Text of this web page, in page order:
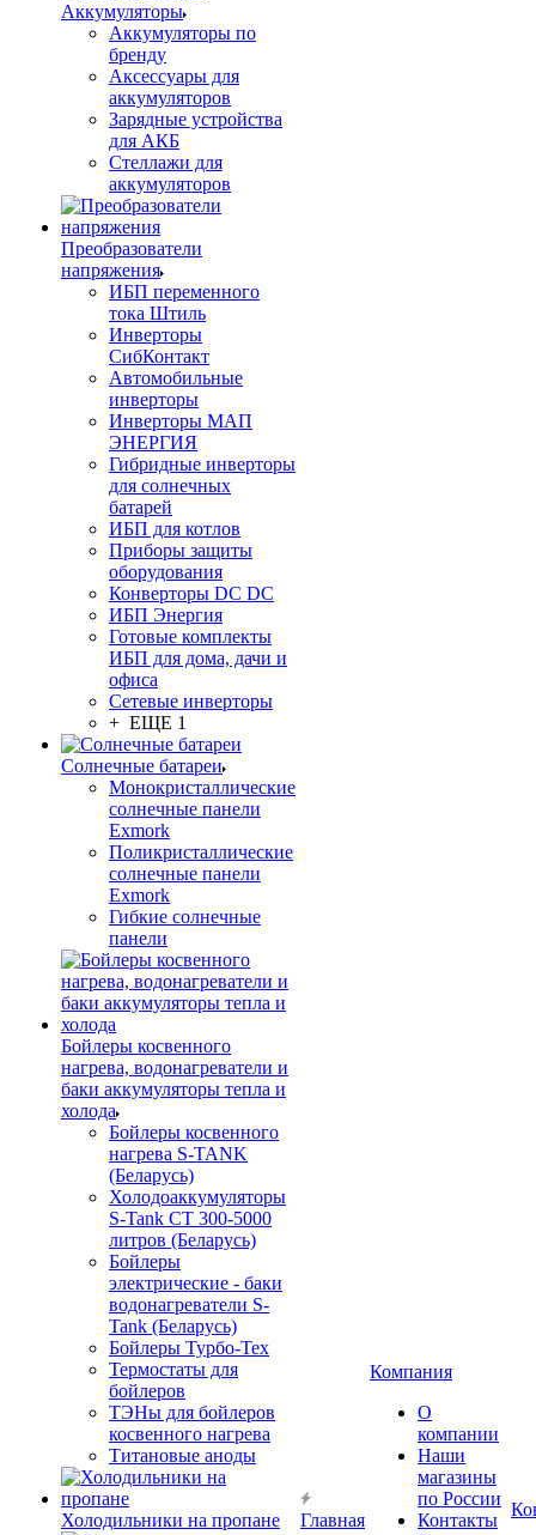
Аккумуляторы
Аккумуляторы по
бренду
Аксессуары для
аккумуляторов
Зарядные устройства
для АКБ
Стеллажи для
аккумуляторов
Преобразователи
напряжения
ИБП переменного
тока Штиль
Инверторы
СибКонтакт
Автомобильные
инверторы
Инверторы МАП
ЭНЕРГИЯ
Гибридные инверторы
для солнечных
батарей
ИБП для котлов
Приборы защиты
оборудования
Конверторы DC DC
ИБП Энергия
Готовые комплекты
ИБП для дома, дачи и
офиса
Сетевые инверторы
+ ЕЩЕ 1
Солнечные батареи
Монокристаллические
солнечные панели
Exmork
Поликристаллические
солнечные панели
Exmork
Гибкие солнечные
панели
Бойлеры косвенного
нагрева, водонагреватели и
баки аккумуляторы тепла и
холода
Бойлеры косвенного
нагрева S-TANK
(Беларусь)
Холодоаккумуляторы
S-Tank СТ 300-5000
литров (Беларусь)
Бойлеры
электрические - баки
водонагреватели S-
Tank (Беларусь)
Бойлеры Турбо-Тех
Термостаты для
бойлеров
ТЭНы для бойлеров
косвенного нагрева
Титановые аноды
Холодильники на пропане Главная
Компания
О
компании
Наши
магазины
по России
Контакты